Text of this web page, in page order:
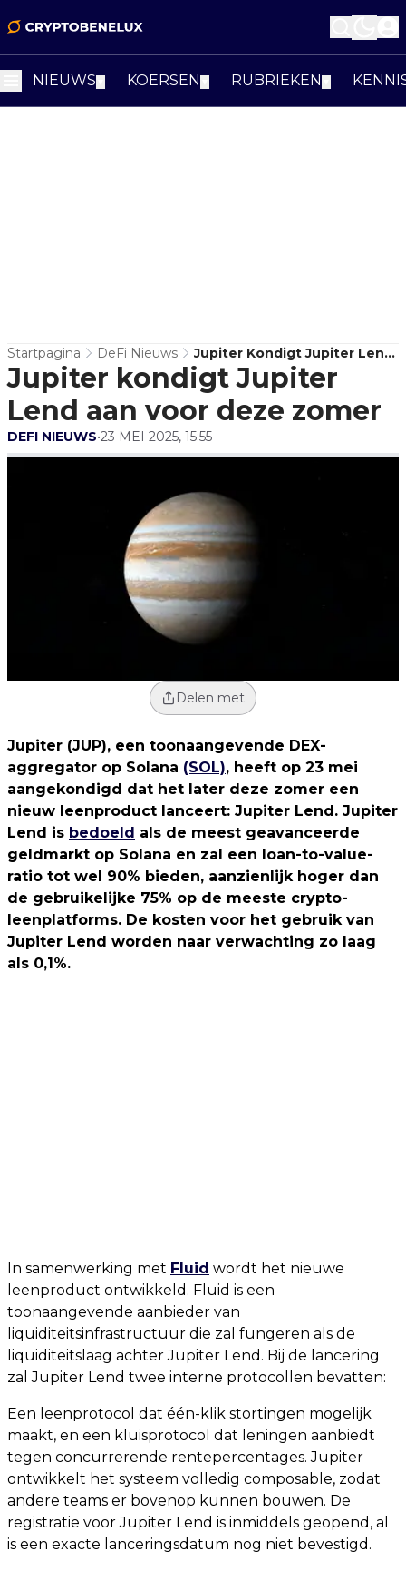
NIEUWS KOERSEN RUBRIEKEN
Startpagina DeFi Nieuws
Jupiter Kondigt Jupiter Lend
Aan Voor Deze Zomer
Jupiter kondigt Jupiter
Lend aan voor deze zomer
DEFI NIEUWS•23 MEI 2025, 15:55
Delen met
Jupiter (JUP), een toonaangevende DEX-
aggregator op Solana (SOL), heeft op 23 mei
aangekondigd dat het later deze zomer een
nieuw leenproduct lanceert: Jupiter Lend. Jupiter
Lend is bedoeld als de meest geavanceerde
geldmarkt op Solana en zal een loan-to-value-
ratio tot wel 90% bieden, aanzienlijk hoger dan
de gebruikelijke 75% op de meeste crypto-
leenplatforms. De kosten voor het gebruik van
Jupiter Lend worden naar verwachting zo laag
als 0,1%.
In samenwerking met Fluid wordt het nieuwe
leenproduct ontwikkeld. Fluid is een
toonaangevende aanbieder van
liquiditeitsinfrastructuur die zal fungeren als de
liquiditeitslaag achter Jupiter Lend. Bij de lancering
zal Jupiter Lend twee interne protocollen bevatten:
Een leenprotocol dat één-klik stortingen mogelijk
maakt, en een kluisprotocol dat leningen aanbiedt
tegen concurrerende rentepercentages. Jupiter
ontwikkelt het systeem volledig composable, zodat
andere teams er bovenop kunnen bouwen. De
registratie voor Jupiter Lend is inmiddels geopend, al
is een exacte lanceringsdatum nog niet bevestigd.